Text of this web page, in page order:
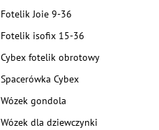
Fotelik Joie 9-36
Fotelik isofix 15-36
Cybex fotelik obrotowy
Spacerówka Cybex
Wózek gondola
Wózek dla dziewczynki